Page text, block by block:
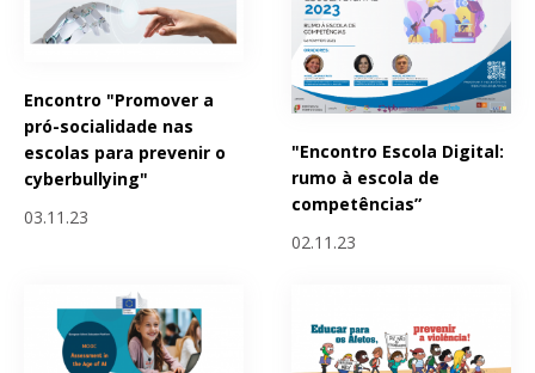
Encontro "Promover a
pró-socialidade nas
escolas para prevenir o
cyberbullying"
03.11.23
"Encontro Escola Digital:
rumo à escola de
competências”
02.11.23